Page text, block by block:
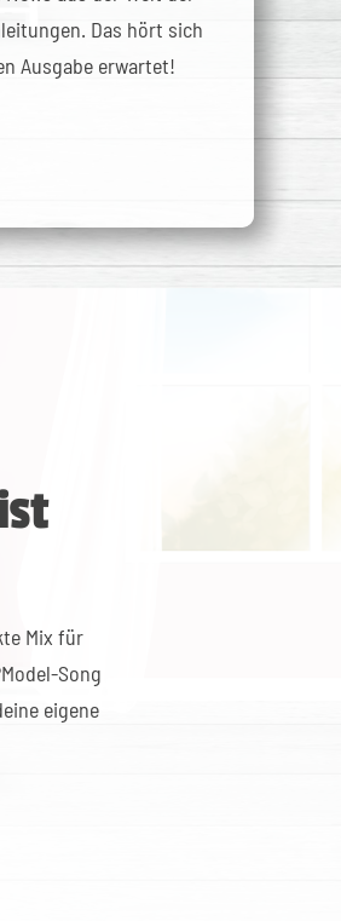
Das hört sich
Ausgabe erwartet!
Mix für
Song
eigene